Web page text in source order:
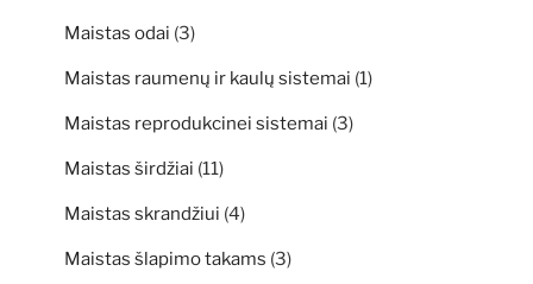
Maistas odai (3)
Maistas raumenų ir kaulų sistemai (1)
Maistas reprodukcinei sistemai (3)
Maistas širdžiai (11)
Maistas skrandžiui (4)
Maistas šlapimo takams (3)